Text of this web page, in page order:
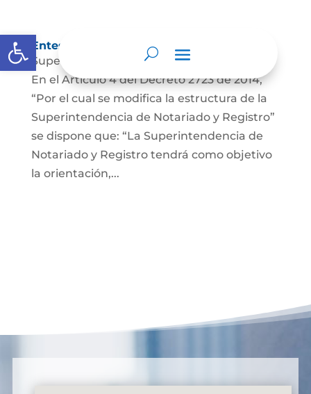
Abrir barra de herramientas
Entes y autoridades que lo vigilan
Superintendencia de Notariado y Registro
En el Artículo 4 del Decreto 2723 de 2014,
“Por el cual se modifica la estructura de la
Superintendencia de Notariado y Registro”
se dispone que: “La Superintendencia de
Notariado y Registro tendrá como objetivo
la orientación,...